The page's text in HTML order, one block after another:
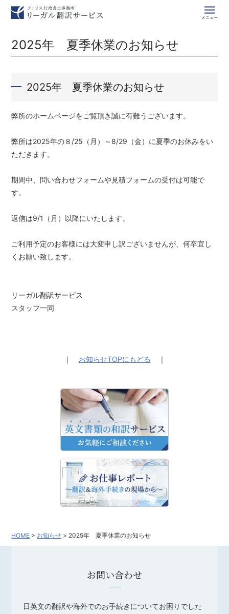
2025年 夏季休業のお知らせ
2025年 夏季休業のお知らせ
弊所のホームページをご覧頂き誠に有難うございます。
弊所は2025年の８/25（月）～8/29（金）に夏季のお休みをい
ただきます。
期間中、問い合わせフォームや見積フォームの受付は可能で
す。
返信は9/1（月）以降にいたします。
ご利用予定のお客様には大変申し訳ございませんが、何卒宜し
くお願い致します。
リーガル翻訳サービス
スタッフ一同
｜ お知らせTOPにもどる ｜
HOME > お知らせ > 2025年 夏季休業のお知らせ
お問い合わせ
日英文の翻訳や海外でのお手続きについてお困りでした